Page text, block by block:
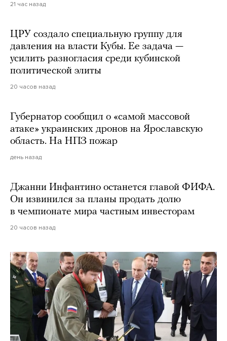
21 час назад
ЦРУ создало специальную группу для
давления на власти Кубы. Ее задача —
усилить разногласия среди кубинской
политической элиты
20 часов назад
Губернатор сообщил о «самой массовой
атаке» украинских дронов на Ярославскую
область. На НПЗ пожар
день назад
Джанни Инфантино останется главой ФИФА.
Он извинился за планы продать долю
в чемпионате мира частным инвесторам
20 часов назад